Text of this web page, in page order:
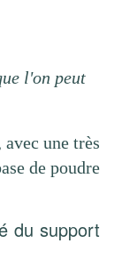
l'on peut
une très
de poudre
du support